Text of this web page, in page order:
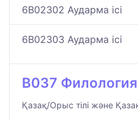
6B02302 Аударма ісі
6B02303 Аударма ісі
B037 Филология
Қазақ/Орыс тілі және